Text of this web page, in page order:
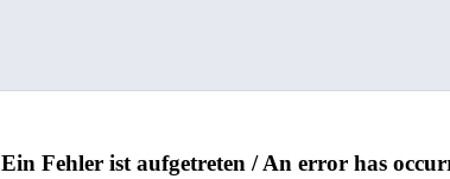
Ein Fehler ist aufgetreten / An error has